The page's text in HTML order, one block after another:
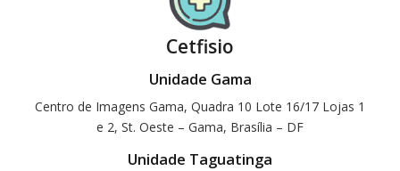
Cetfisio
Unidade Gama
Centro de Imagens Gama, Quadra 10 Lote 16/17 Lojas 1
e 2, St. Oeste – Gama, Brasília – DF
Unidade Taguatinga